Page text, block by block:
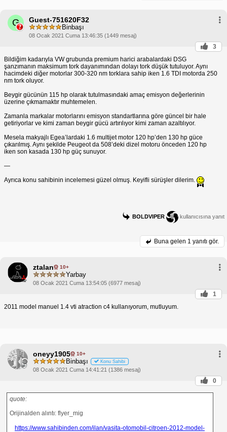
G Guest-751620F32
Binbaşı
08 Ocak 2021 Cuma 13:46:35 (1449 mesaj)
3
Bildiğim kadarıyla VW grubunda premium harici arabalardaki DSG
şanzımanın maksimum tork dayanımından dolayı tork düşük tutuluyor. Aynı
hacimdeki diğer motorlar 300-320 nm torklara sahip iken 1.6 TDI motorda 250
nm tork oluyor.
Beygir gücünün 115 hp olarak tutulmasındaki amaç emisyon değerlerinin
üzerine çıkmamaktır muhtemelen.
Zamanla markalar motorlarını emisyon standartlarına göre güncel bir hale
getiriyorlar ve kimi zaman beygir gücü artırılıyor kimi zaman azaltılıyor.
Mesela makyajlı Egea’lardaki 1.6 multijet motor 120 hp’den 130 hp güce
çıkarılmış. Aynı şekilde Peugeot da 508’deki dizel motoru önceden 120 hp
iken son kasada 130 hp güç sunuyor.
—
Ayrıca konu sahibinin incelemesi güzel olmuş. Keyifli sürüşler dilerim.
BOLDVIPER kullanıcısına yanıt
Buna gelen 1 yanıtı gör.
ztalan 10+
Yarbay
08 Ocak 2021 Cuma 13:54:05 (6977 mesaj)
1
2011 model manuel 1.4 vti atraction c4 kullanıyorum, mutluyum.
oneyy1905 10+
Binbaşı Konu Sahibi
08 Ocak 2021 Cuma 14:41:21 (1386 mesaj)
0
quote:
Orijinalden alıntı: flyer_mig
https://www.sahibinden.com/ilan/vasita-otomobil-citroen-2012-model-